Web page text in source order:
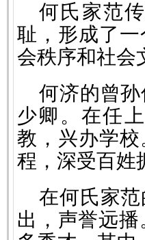
何氏家范
耻，形成了
会秩序和社会
何济的曾
少卿。在任
教，兴办学
程，深受百姓
在何氏家
出，声誉远播